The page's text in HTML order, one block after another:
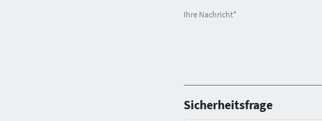
Ihre Nachricht*
Sicherheitsfrage